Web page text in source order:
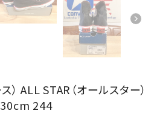
ALL STAR（オールスター）
30cm 244